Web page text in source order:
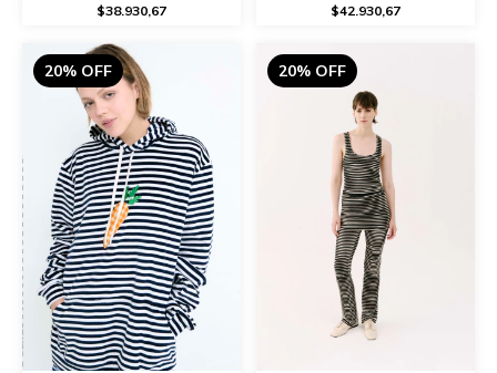
$38.930,67
$42.930,67
20% OFF 20% OFF